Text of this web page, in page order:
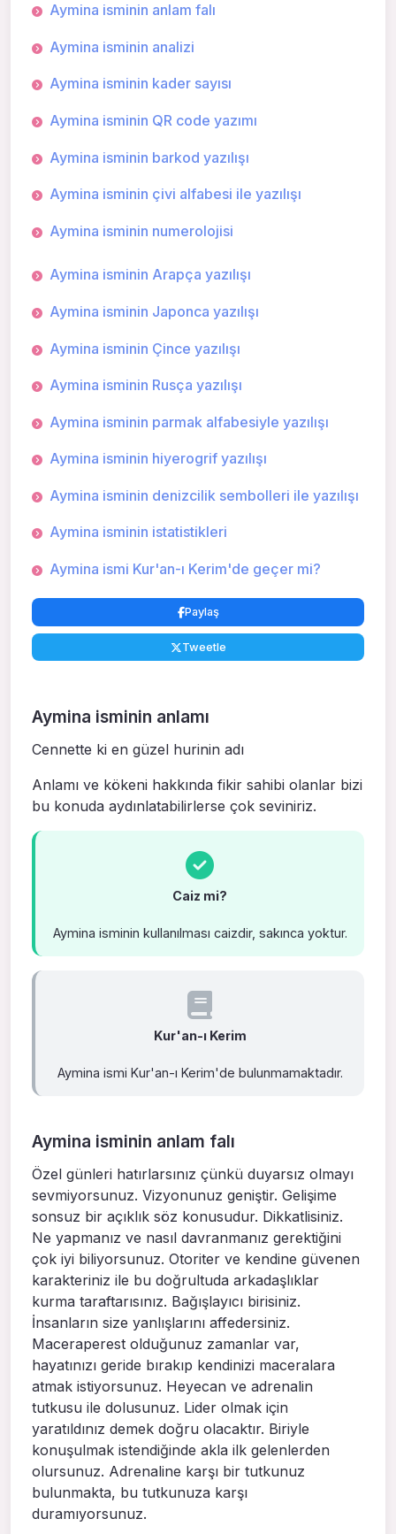
Aymina isminin anlam falı
Aymina isminin analizi
Aymina isminin kader sayısı
Aymina isminin QR code yazımı
Aymina isminin barkod yazılışı
Aymina isminin çivi alfabesi ile yazılışı
Aymina isminin numerolojisi
Aymina isminin Arapça yazılışı
Aymina isminin Japonca yazılışı
Aymina isminin Çince yazılışı
Aymina isminin Rusça yazılışı
Aymina isminin parmak alfabesiyle yazılışı
Aymina isminin hiyerogrif yazılışı
Aymina isminin denizcilik sembolleri ile yazılışı
Aymina isminin istatistikleri
Aymina ismi Kur'an-ı Kerim'de geçer mi?
Paylaş
Tweetle
Aymina isminin anlamı
Cennette ki en güzel hurinin adı
Anlamı ve kökeni hakkında fikir sahibi olanlar bizi
bu konuda aydınlatabilirlerse çok seviniriz.
Caiz mi?
Aymina isminin kullanılması caizdir, sakınca yoktur.
Kur'an-ı Kerim
Aymina ismi Kur'an-ı Kerim'de bulunmamaktadır.
Aymina isminin anlam falı
Özel günleri hatırlarsınız çünkü duyarsız olmayı
sevmiyorsunuz. Vizyonunuz geniştir. Gelişime
sonsuz bir açıklık söz konusudur. Dikkatlisiniz.
Ne yapmanız ve nasıl davranmanız gerektiğini
çok iyi biliyorsunuz. Otoriter ve kendine güvenen
karakteriniz ile bu doğrultuda arkadaşlıklar
kurma taraftarısınız. Bağışlayıcı birisiniz.
İnsanların size yanlışlarını affedersiniz.
Maceraperest olduğunuz zamanlar var,
hayatınızı geride bırakıp kendinizi maceralara
atmak istiyorsunuz. Heyecan ve adrenalin
tutkusu ile dolusunuz. Lider olmak için
yaratıldınız demek doğru olacaktır. Biriyle
konuşulmak istendiğinde akla ilk gelenlerden
olursunuz. Adrenaline karşı bir tutkunuz
bulunmakta, bu tutkunuza karşı
duramıyorsunuz.